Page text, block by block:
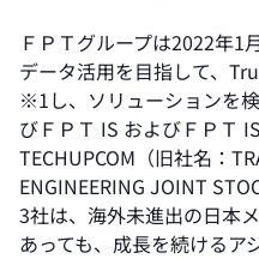
ＦＰＴグループは2022年1
データ活用を目指して、
※1し、ソリューションを
びＦＰＴ IS およびＦＰＴ
TECHUPCOM（旧社名：
ENGINEERING JOINT
3社は、海外未進出の日本
あっても、成長を続けるア